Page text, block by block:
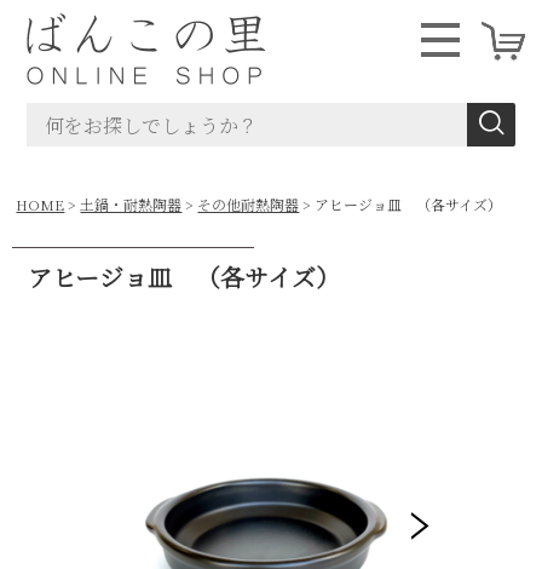
HOME 土鍋・耐熱陶器 その他耐熱陶器 アヒージョ皿 （各サイズ）
アヒージョ皿 （各サイズ）